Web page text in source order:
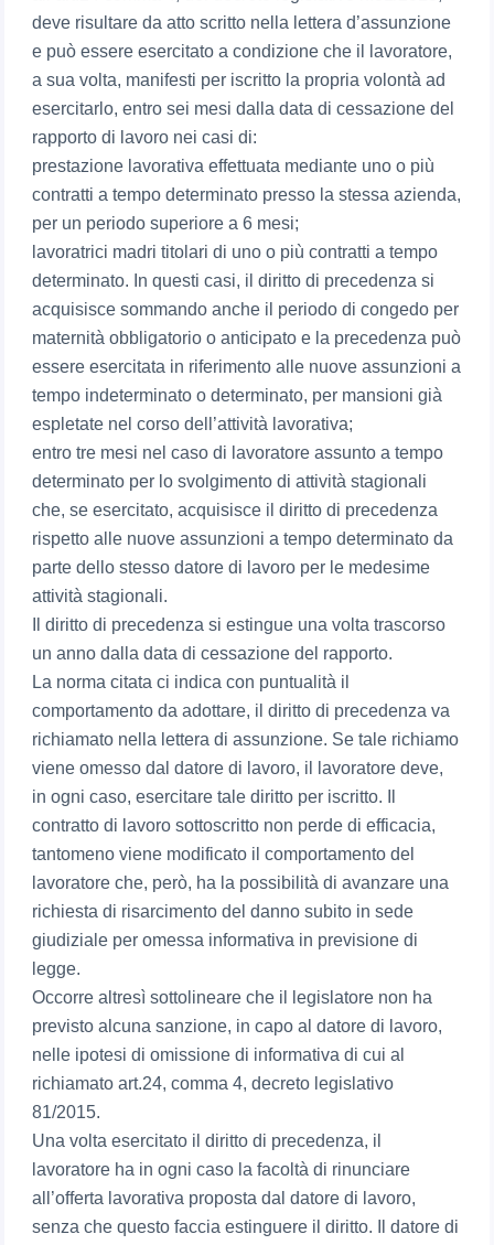
deve risultare da atto scritto nella lettera d’assunzione
e può essere esercitato a condizione che il lavoratore,
a sua volta, manifesti per iscritto la propria volontà ad
esercitarlo, entro sei mesi dalla data di cessazione del
rapporto di lavoro nei casi di:
prestazione lavorativa effettuata mediante uno o più
contratti a tempo determinato presso la stessa azienda,
per un periodo superiore a 6 mesi;
lavoratrici madri titolari di uno o più contratti a tempo
determinato. In questi casi, il diritto di precedenza si
acquisisce sommando anche il periodo di congedo per
maternità obbligatorio o anticipato e la precedenza può
essere esercitata in riferimento alle nuove assunzioni a
tempo indeterminato o determinato, per mansioni già
espletate nel corso dell’attività lavorativa;
entro tre mesi nel caso di lavoratore assunto a tempo
determinato per lo svolgimento di attività stagionali
che, se esercitato, acquisisce il diritto di precedenza
rispetto alle nuove assunzioni a tempo determinato da
parte dello stesso datore di lavoro per le medesime
attività stagionali.
Il diritto di precedenza si estingue una volta trascorso
un anno dalla data di cessazione del rapporto.
La norma citata ci indica con puntualità il
comportamento da adottare, il diritto di precedenza va
richiamato nella lettera di assunzione. Se tale richiamo
viene omesso dal datore di lavoro, il lavoratore deve,
in ogni caso, esercitare tale diritto per iscritto. Il
contratto di lavoro sottoscritto non perde di efficacia,
tantomeno viene modificato il comportamento del
lavoratore che, però, ha la possibilità di avanzare una
richiesta di risarcimento del danno subito in sede
giudiziale per omessa informativa in previsione di
legge.
Occorre altresì sottolineare che il legislatore non ha
previsto alcuna sanzione, in capo al datore di lavoro,
nelle ipotesi di omissione di informativa di cui al
richiamato art.24, comma 4, decreto legislativo
81/2015.
Una volta esercitato il diritto di precedenza, il
lavoratore ha in ogni caso la facoltà di rinunciare
all’offerta lavorativa proposta dal datore di lavoro,
senza che questo faccia estinguere il diritto. Il datore di